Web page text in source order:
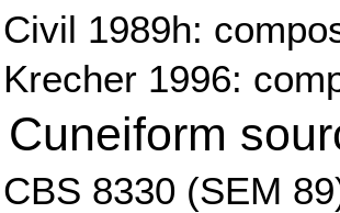
Civil 1989h:
Krecher 1996:
Cuneiform
CBS 8330 (SEM